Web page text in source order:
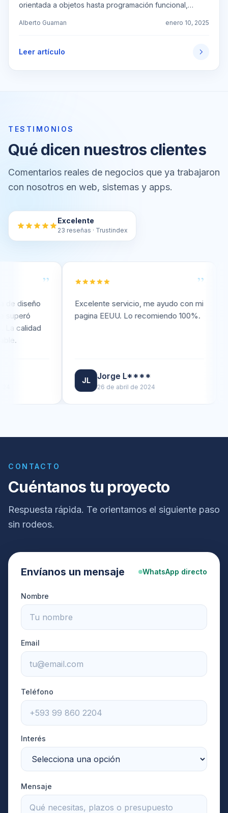
orientada a objetos hasta programación funcional,
Alberto Guaman enero 10, 2025
Leer artículo
TESTIMONIOS
Qué dicen nuestros clientes
Comentarios reales de negocios que ya trabajaron
con nosotros en web, sistemas y apps.
Excelente
23 reseñas · Trustindex
Excelente servicio, me ayudo con mi
pagina EEUU. Lo recomiendo 100%.
Jorge L****
26 de abril de 2024
CONTACTO
Cuéntanos tu proyecto
Respuesta rápida. Te orientamos el siguiente paso
sin rodeos.
Envíanos un mensaje WhatsApp directo
Nombre
Email
Teléfono
Interés
Mensaje